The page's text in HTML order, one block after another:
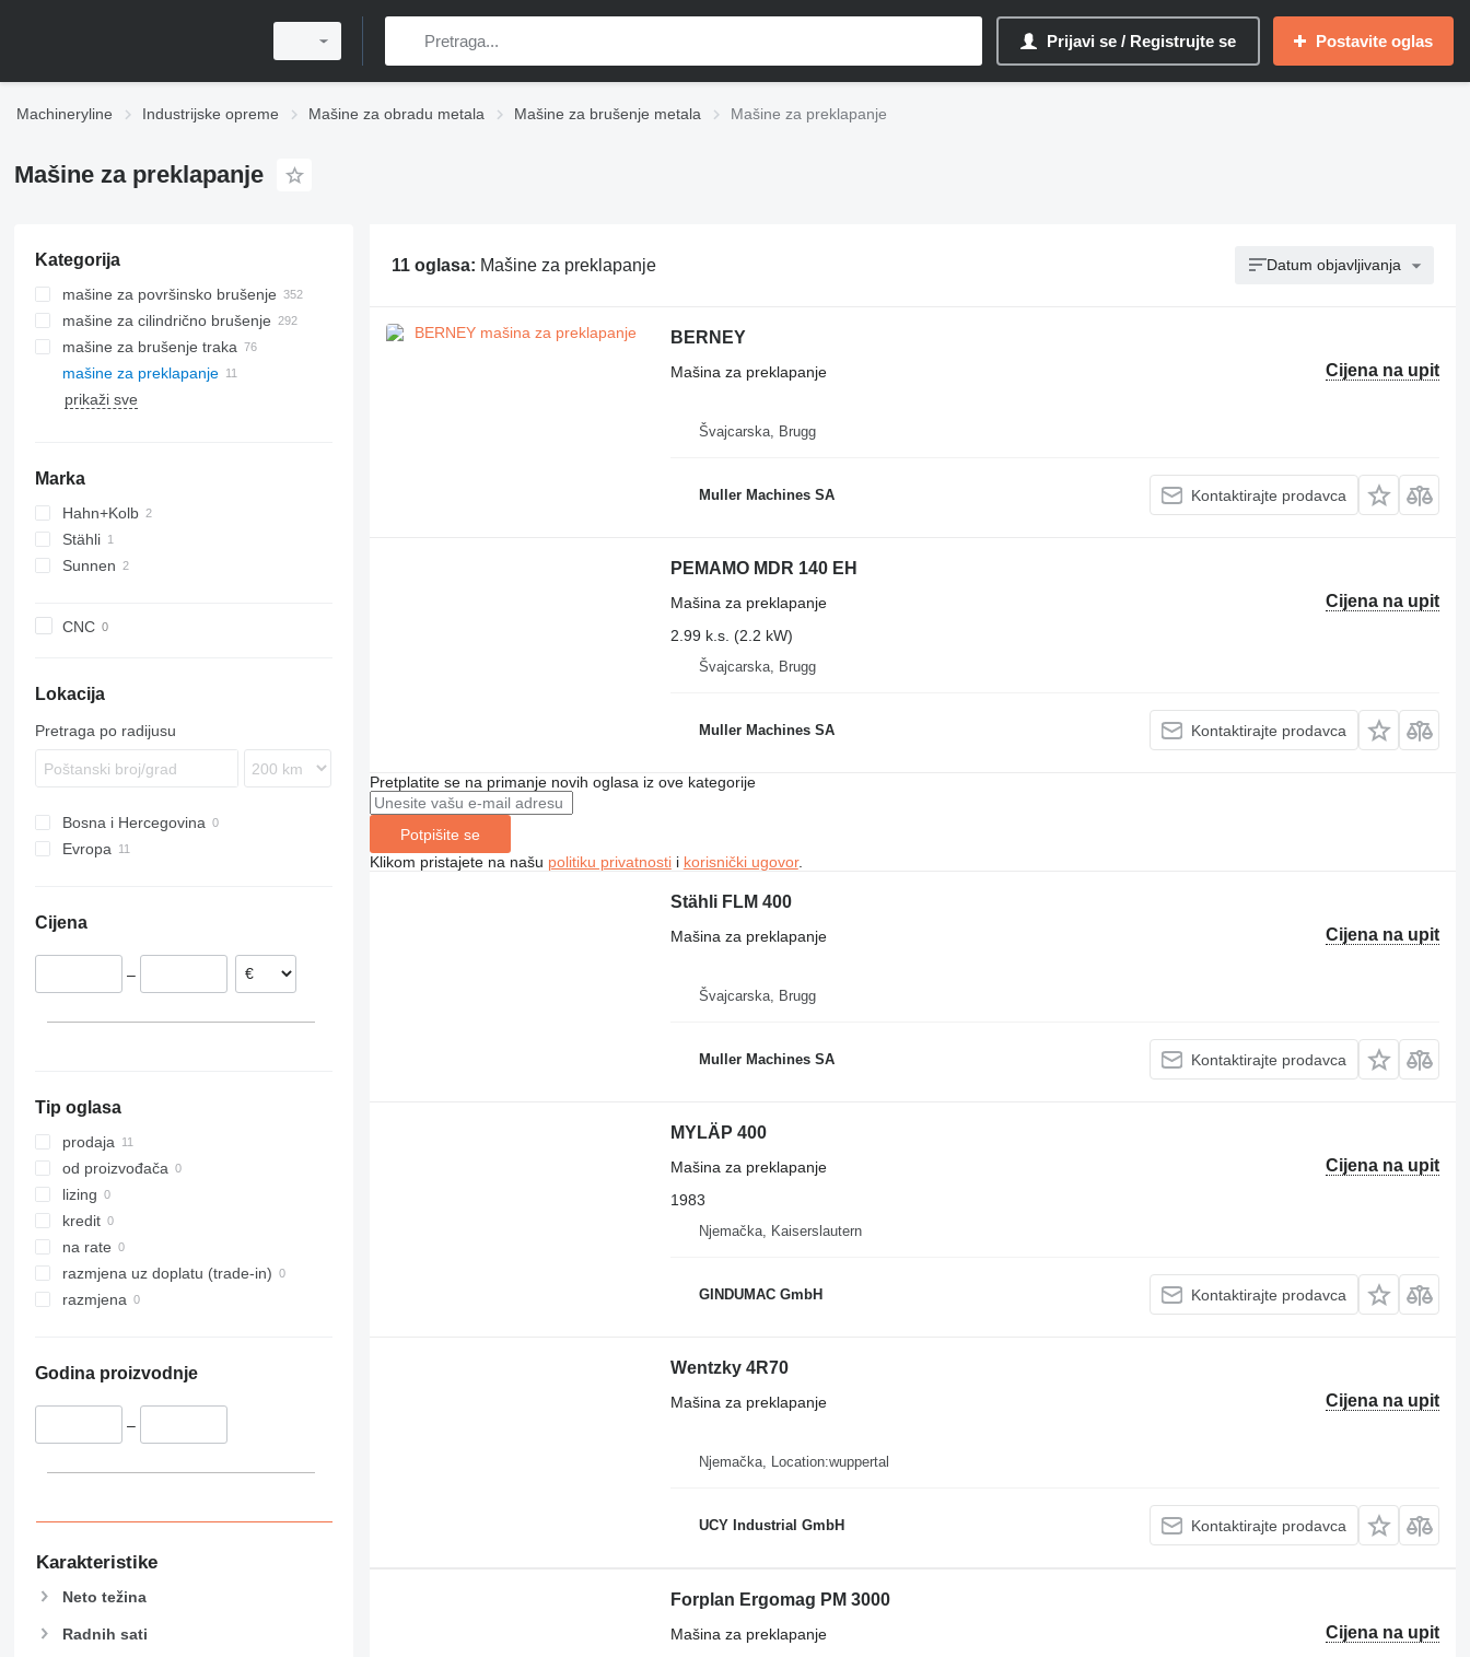
Prijavi se / Registrujte se Postavite oglas
Machineryline Industrijske opreme Mašine za obradu metala Mašine za brušenje metala Mašine za preklapanje
Mašine za preklapanje
Kategorija
mašine za površinsko brušenje
mašine za cilindrično brušenje
mašine za brušenje traka
mašine za preklapanje
prikaži sve
Marka
Hahn+Kolb
Stähli
Sunnen
CNC
Lokacija
Pretraga po radijusu
Bosna i Hercegovina
Evropa
Cijena
–
Tip oglasa
prodaja
od proizvođača
lizing
kredit
na rate
razmjena uz doplatu (trade-in)
razmjena
Godina proizvodnje
–
Karakteristike
Neto težina
Radnih sati
11 oglasa: Mašine za preklapanje Datum objavljivanja
BERNEY
Cijena na upit
Mašina za preklapanje
Švајcarska, Brugg
Muller Machines SA Kontaktirajte prodavca
PEMAMO MDR 140 EH
Cijena na upit
Mašina za preklapanje
2.99 k.s. (2.2 kW)
Švајcarska, Brugg
Muller Machines SA Kontaktirajte prodavca
Pretplatite se na primanje novih oglasa iz ove kategorije
Potpišite se
Klikom pristajete na našu politiku privatnostii korisnički ugovor.
Stähli FLM 400
Cijena na upit
Mašina za preklapanje
Švајcarska, Brugg
Muller Machines SA Kontaktirajte prodavca
MYLÄP 400
Cijena na upit
Mašina za preklapanje
1983
Njemačka, Kaiserslautern
GINDUMAC GmbH Kontaktirajte prodavca
Wentzky 4R70
Cijena na upit
Mašina za preklapanje
Njemačka, Location:wuppertal
UCY Industrial GmbH Kontaktirajte prodavca
Forplan Ergomag PM 3000
Cijena na upit
Mašina za preklapanje